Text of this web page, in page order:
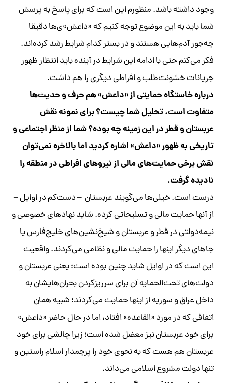
وجود داشته باشد. منظورم این است که برای پاسخ به پرسش
شما باید به این موضوع توجه کنیم که «داعش»ی‌ها دقیقا
چه‌جور آدم‌هایی هستند و در بستر کدام شرایط رشد کرده‌اند.
فکر می‌کنم حتی با ادامه این شرایط در آینده باید انتظار ظهور
جریانات خشونت‌طلب و افراطی دیگری را هم داشت.
درباره خاستگاه حمایتی از «داعش» هم حرف و حدیث‌ها
متفاوت است، تحلیل شما چیست؟ برای نمونه نقش
عربستان و قطر در این زمینه چه بوده؟ شما از منظر اجتماعی و
تاریخی به ظهور «داعش» اشاره کردید اما بالاخره نمی‌توان
نقش برخی حمایت‌های مالی از نیروهای افراطی در منطقه را
نادیده گرفت.
درست است. خیلی‌ها می‌گویند عربستان – دست‌کم در اوایل –
از آنها حمایت مالی و تسلیحاتی کرده. شاید نهاد‌های خصوصی و
نیمه‌دولتی در قطر و عربستان و شیخ‌نشین‌های خلیج‌فارس یا
جاهای دیگر اینها را حمایت مالی و نظامی می‌کردند. واقعیت
این است که در اوایل شاید چنین بوده است؛ یعنی عربستان و
دولت‌های تحت‌الحمایه آن برای سرریزکردن بحران‌هایشان به
داخل عراق و سوریه از اینها حمایت می‌کردند؛ شبیه همان
اتفاقی که در مورد «القاعده» افتاد، اما در حال حاضر «داعش»
برای خود عربستان نیز معضل شده است؛ زیرا چالشی برای خود
عربستان هم هست که به نحوی خود را پرچمدار اسلام راستین و
تنها دولت مشروع اسلامی می‌داند.